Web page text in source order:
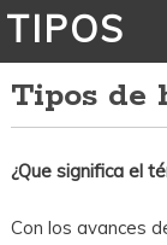
TIPOS
Tipos de
¿Que significa el
Con los avances